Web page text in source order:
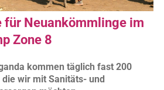
für Neuankömmlinge im
Zone 8
kommen täglich fast 200
wir mit Sanitäts- und